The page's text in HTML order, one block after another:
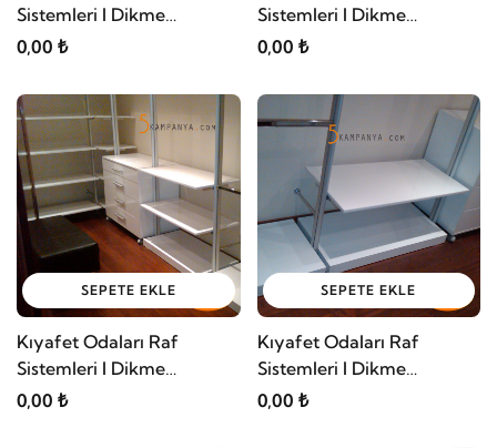
Sistemleri I Dikme
Modelleri 01
0,00 ₺
Sistemleri I Dikme
Modelleri 02
0,00 ₺
SEPETE EKLE
Kıyafet Odaları Raf
Sistemleri I Dikme
Modelleri 03
0,00 ₺
SEPETE EKLE
Kıyafet Odaları Raf
Sistemleri I Dikme
Modelleri 04
0,00 ₺